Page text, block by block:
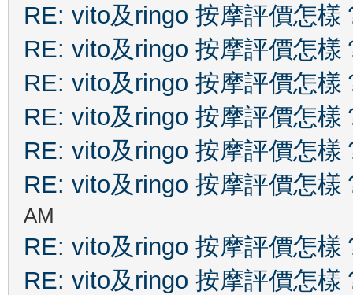
RE: vito及ringo 按摩評價怎樣
RE: vito及ringo 按摩評價怎樣
RE: vito及ringo 按摩評價怎樣
RE: vito及ringo 按摩評價怎樣
RE: vito及ringo 按摩評價怎樣
RE: vito及ringo 按摩評價怎樣
AM
RE: vito及ringo 按摩評價怎樣
RE: vito及ringo 按摩評價怎樣